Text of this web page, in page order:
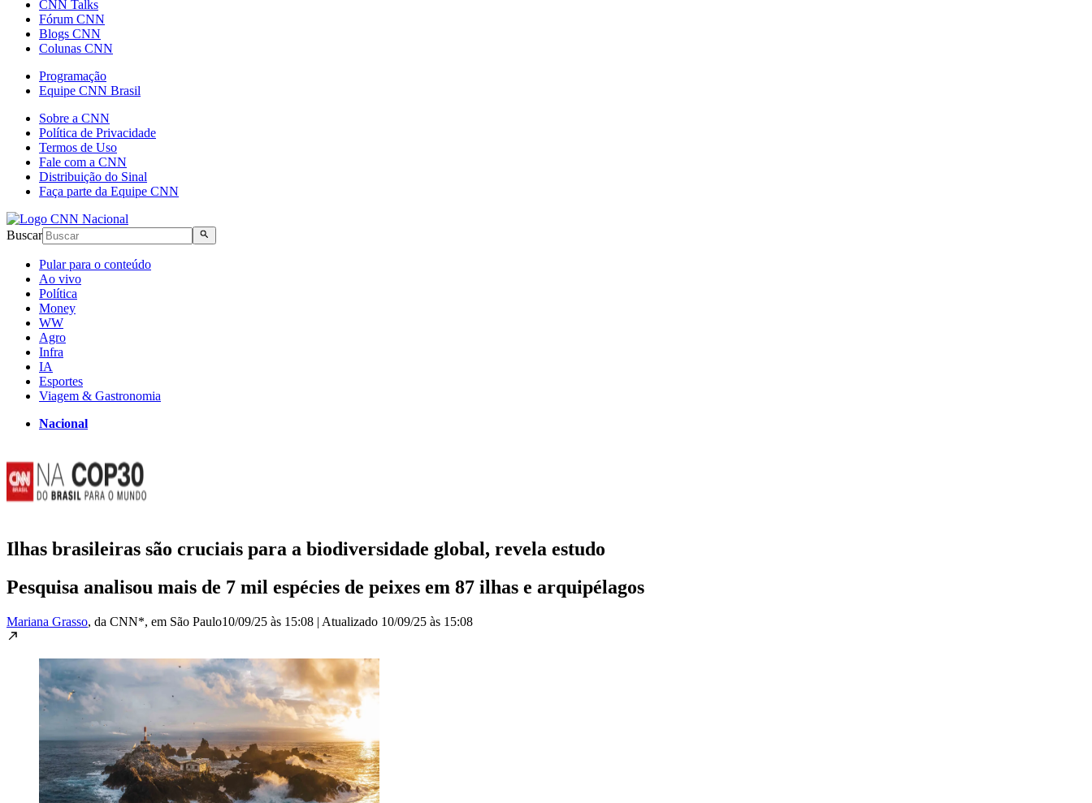
CNN Talks
Fórum CNN
Blogs CNN
Colunas CNN
Programação
Equipe CNN Brasil
Sobre a CNN
Política de Privacidade
Termos de Uso
Fale com a CNN
Distribuição do Sinal
Faça parte da Equipe CNN
Buscar
Pular para o conteúdo
Ao vivo
Política
Money
WW
Agro
Infra
IA
Esportes
Viagem & Gastronomia
Nacional
Ilhas brasileiras são cruciais para a biodiversidade global, revela estudo
Pesquisa analisou mais de 7 mil espécies de peixes em 87 ilhas e arquipélagos
Mariana Grasso, da CNN*, em São Paulo10/09/25 às 15:08 | Atualizado 10/09/25 às 15:08